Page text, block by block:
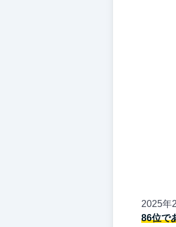
2025年
86位で